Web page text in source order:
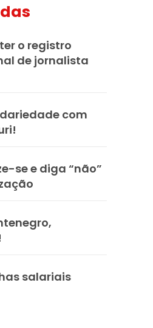
o registro
de jornalista
com
se e diga “não”
salariais